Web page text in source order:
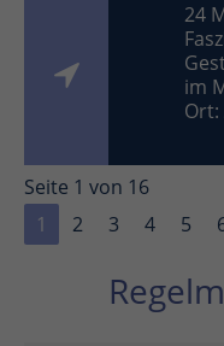
24
im
Ort:
Seite 1 von 16
1
2 3 4 5